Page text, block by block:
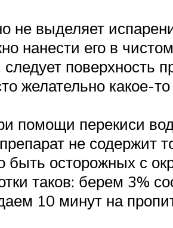
не выделяет
нанести его в
поверхность
желательно какое-
помощи перекиси
не содержит
быть осторожных с
таков: берем 3%
10 минут на